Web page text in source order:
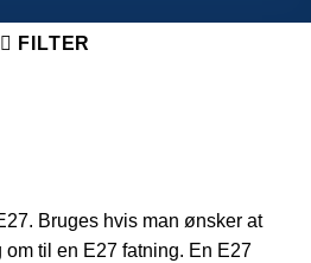
FILTER
Bruges hvis man ønsker at
til en E27 fatning. En E27